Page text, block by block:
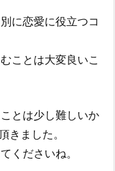
に恋愛に役立つコ
ことは大変良いこ
とは少し難しいか
きました。
くださいね。